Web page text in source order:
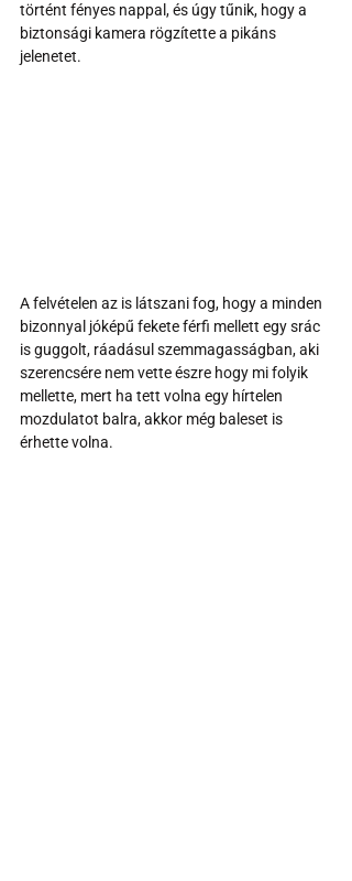
történt fényes nappal, és úgy tűnik, hogy a
biztonsági kamera rögzítette a pikáns
jelenetet.
A felvételen az is látszani fog, hogy a minden
bizonnyal jóképű fekete férfi mellett egy srác
is guggolt, ráadásul szemmagasságban, aki
szerencsére nem vette észre hogy mi folyik
mellette, mert ha tett volna egy hírtelen
mozdulatot balra, akkor még baleset is
érhette volna.